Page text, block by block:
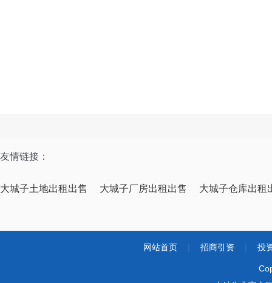
友情链接：
大城子土地出租出售 大城子厂房出租出售 大城子仓库出租
网站首页 招商引资 投